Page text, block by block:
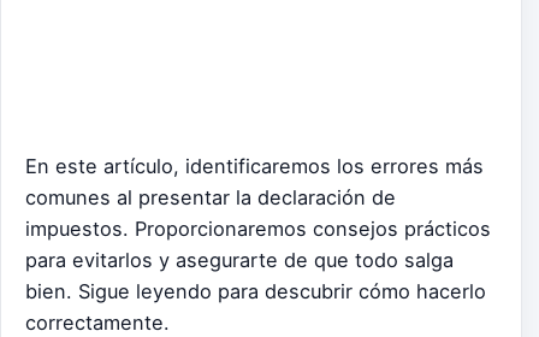
En este artículo, identificaremos los errores más
comunes al presentar la declaración de
impuestos. Proporcionaremos consejos prácticos
para evitarlos y asegurarte de que todo salga
bien. Sigue leyendo para descubrir cómo hacerlo
correctamente.